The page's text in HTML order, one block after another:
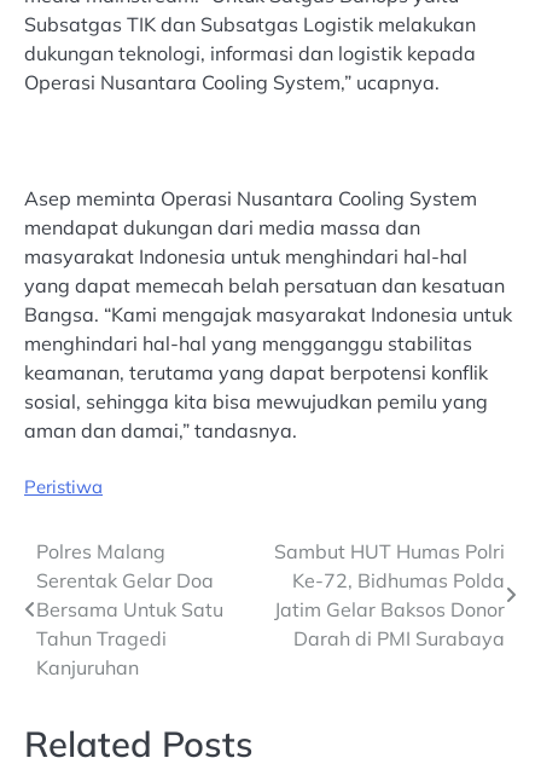
Subsatgas TIK dan Subsatgas Logistik melakukan
dukungan teknologi, informasi dan logistik kepada
Operasi Nusantara Cooling System,” ucapnya.
Asep meminta Operasi Nusantara Cooling System
mendapat dukungan dari media massa dan
masyarakat Indonesia untuk menghindari hal-hal
yang dapat memecah belah persatuan dan kesatuan
Bangsa. “Kami mengajak masyarakat Indonesia untuk
menghindari hal-hal yang mengganggu stabilitas
keamanan, terutama yang dapat berpotensi konflik
sosial, sehingga kita bisa mewujudkan pemilu yang
aman dan damai,” tandasnya.
Peristiwa
Post
navigation
Polres Malang
Serentak Gelar Doa
Bersama Untuk Satu
Tahun Tragedi
Kanjuruhan
Sambut HUT Humas Polri
Ke-72, Bidhumas Polda
Jatim Gelar Baksos Donor
Darah di PMI Surabaya
Related Posts